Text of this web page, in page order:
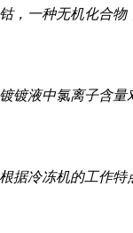
，一种无机化合
镀液中氯离子含
据冷冻机的工作